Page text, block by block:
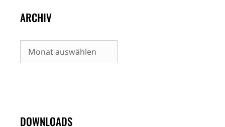
ARCHIV
Archiv
DOWNLOADS